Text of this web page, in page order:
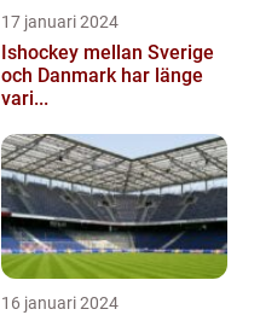
17 januari 2024
Ishockey mellan Sverige
och Danmark har länge
vari...
16 januari 2024